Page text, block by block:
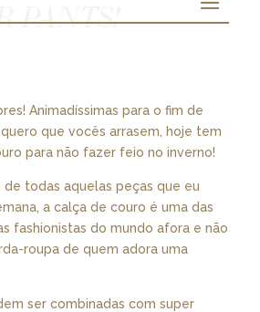
PANTS!
Animadíssimas para o fim de
que vocês arrasem, hoje tem
para não fazer feio no inverno!
todas aquelas peças que eu
a calça de couro é uma das
fashionistas do mundo afora e não
roupa de quem adora uma
ser combinadas com super